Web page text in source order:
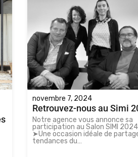
novembre 7, 2024
Retrouvez-nous au Simi
Notre agence vous annonce sa
participation au Salon SIMI
➤Une occasion idéale de
tendances du…